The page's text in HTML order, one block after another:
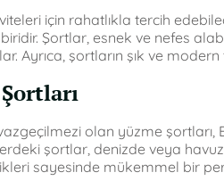
için rahatlıkla tercih
Şortlar, esnek ve nefes
Ayrıca, şortların şık ve
olan yüzme şortları,
şortlar, denizde veya
sayesinde mükemmel bir